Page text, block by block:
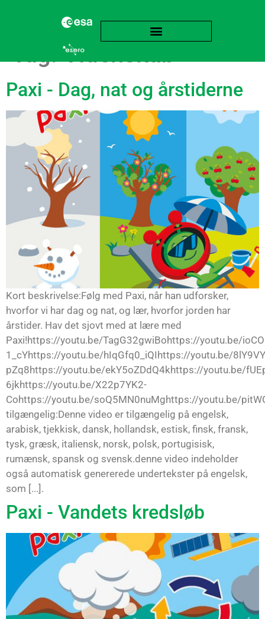
Tag:Videnskab
Paxi - Dag, nat og årstiderne
Kort beskrivelse:Følg med Paxi, når han udforsker,
hvorfor vi har dag og nat, og lær, hvorfor jorden har
årstider. Hav det sjovt med at lære med
Paxi!https://youtu.be/TagG32gwiBohttps://youtu.be/
1_cYhttps://youtu.be/hIqGfq0_iQIhttps://youtu.be/
pZq8https://youtu.be/ekY5oZDdQ4khttps://youtu.be/
6jkhttps://youtu.be/X22p7YK2-
Cohttps://youtu.be/soQ5MN0nuMghttps://youtu.be/
tilgængelig:Denne video er tilgængelig på engelsk,
arabisk, tjekkisk, dansk, hollandsk, estisk, finsk, fransk,
tysk, græsk, italiensk, norsk, polsk, portugisisk,
rumænsk, spansk og svensk.denne video indeholder
også automatisk genererede undertekster på engelsk,
som [...].
Paxi - Vandets kredsløb